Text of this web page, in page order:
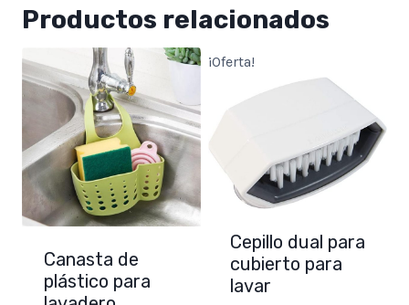
Productos relacionados
Canasta de
plástico para
¡Oferta!
Cepillo dual para
cubierto para
lavar